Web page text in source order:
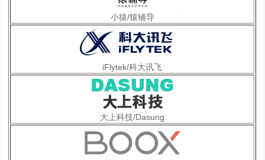
小猿/猿辅导
iFlytek/科大讯飞
大上科技/Dasung